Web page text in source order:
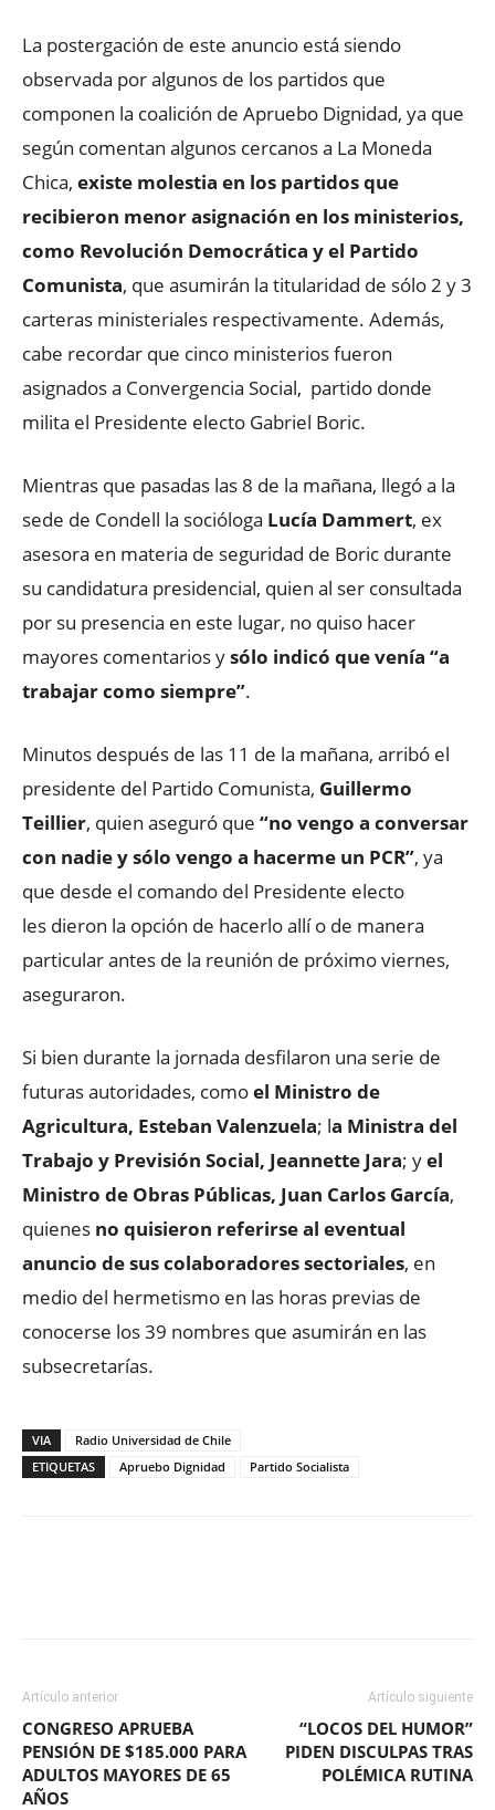
La postergación de este anuncio está siendo
observada por algunos de los partidos que
componen la coalición de Apruebo Dignidad, ya que
según comentan algunos cercanos a La Moneda
Chica, existe molestia en los partidos que
recibieron menor asignación en los ministerios,
como Revolución Democrática y el Partido
Comunista, que asumirán la titularidad de sólo 2 y 3
carteras ministeriales respectivamente. Además,
cabe recordar que cinco ministerios fueron
asignados a Convergencia Social, partido donde
milita el Presidente electo Gabriel Boric.
Mientras que pasadas las 8 de la mañana, llegó a la
sede de Condell la socióloga Lucía Dammert, ex
asesora en materia de seguridad de Boric durante
su candidatura presidencial, quien al ser consultada
por su presencia en este lugar, no quiso hacer
mayores comentarios ysólo indicó que venía “a
trabajar como siempre”.
Minutos después de las 11 de la mañana, arribó el
presidente del Partido Comunista, Guillermo
Teillier, quien aseguró que “no vengo a conversar
con nadie y sólo vengo a hacerme un PCR”, ya
que desde el comando del Presidente electo
les dieron la opción de hacerlo allí o de manera
particular antes de la reunión de próximo viernes,
aseguraron.
Si bien durante la jornada desfilaron una serie de
futuras autoridades, comoel Ministro de
Agricultura, Esteban Valenzuela; la Ministra del
Trabajo y Previsión Social, Jeannette Jara; yel
Ministro de Obras Públicas, Juan Carlos García,
quienes no quisieron referirse al eventual
anuncio de sus colaboradores sectoriales, en
medio del hermetismo en las horas previas de
conocerse los 39 nombres que asumirán en las
subsecretarías.
VIA
Radio Universidad de Chile
ETIQUETAS
Apruebo Dignidad Partido Socialista
Artículo anterior
CONGRESO APRUEBA
PENSIÓN DE $185.000 PARA
ADULTOS MAYORES DE 65
AÑOS
Artículo siguiente
“LOCOS DEL HUMOR”
PIDEN DISCULPAS TRAS
POLÉMICA RUTINA